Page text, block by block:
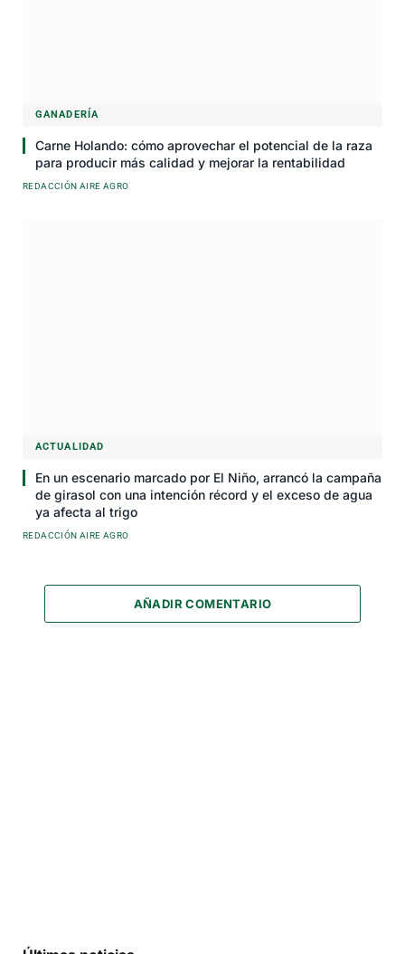
GANADERÍA
Carne Holando: cómo aprovechar el potencial de la raza
para producir más calidad y mejorar la rentabilidad
REDACCIÓN AIRE AGRO
ACTUALIDAD
En un escenario marcado por El Niño, arrancó la campaña
de girasol con una intención récord y el exceso de agua
ya afecta al trigo
REDACCIÓN AIRE AGRO
AÑADIR COMENTARIO